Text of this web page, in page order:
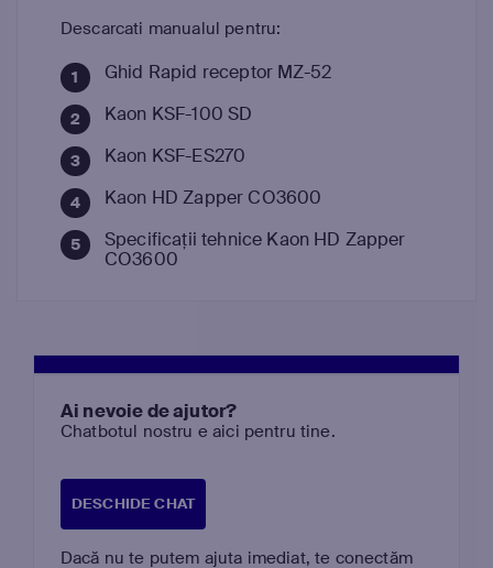
Descarcati manualul pentru:
Ghid Rapid receptor MZ-52
Kaon KSF-100 SD
Kaon KSF-ES270
Kaon HD Zapper CO3600
Specificații tehnice Kaon HD Zapper
CO3600
Ai nevoie de ajutor?
Chatbotul nostru e aici pentru tine.
DESCHIDE CHAT
Dacă nu te putem ajuta imediat, te conectăm